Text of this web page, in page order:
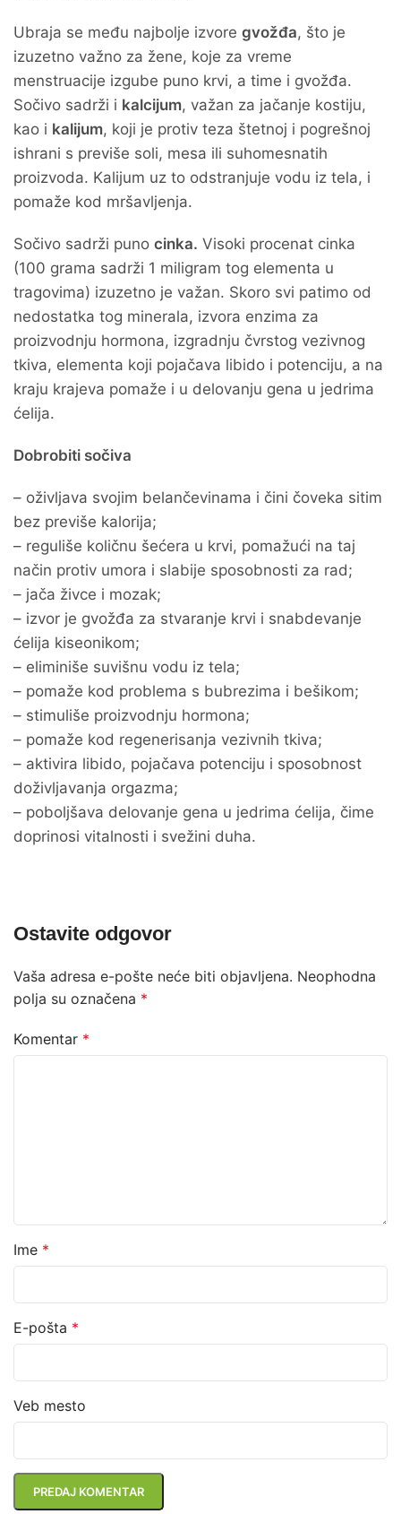
Ubraja se među najbolje izvore gvožđa, što je
izuzetno važno za žene, koje za vreme
menstruacije izgube puno krvi, a time i gvožđa.
Sočivo sadrži i kalcijum, važan za jačanje kostiju,
kao i kalijum, koji je protiv teza štetnoj i pogrešnoj
ishrani s previše soli, mesa ili suhomesnatih
proizvoda. Kalijum uz to odstranjuje vodu iz tela, i
pomaže kod mršavljenja.
Sočivo sadrži puno cinka. Visoki procenat cinka
(100 grama sadrži 1 miligram tog elementa u
tragovima) izuzetno je važan. Skoro svi patimo od
nedostatka tog minerala, izvora enzima za
proizvodnju hormona, izgradnju čvrstog vezivnog
tkiva, elementa koji pojačava libido i potenciju, a na
kraju krajeva pomaže i u delovanju gena u jedrima
ćelija.
Dobrobiti sočiva
– oživljava svojim belančevinama i čini čoveka sitim
bez previše kalorija;
– reguliše količnu šećera u krvi, pomažući na taj
način protiv umora i slabije sposobnosti za rad;
– jača živce i mozak;
– izvor je gvožđa za stvaranje krvi i snabdevanje
ćelija kiseonikom;
– eliminiše suvišnu vodu iz tela;
– pomaže kod problema s bubrezima i bešikom;
– stimuliše proizvodnju hormona;
– pomaže kod regenerisanja vezivnih tkiva;
– aktivira libido, pojačava potenciju i sposobnost
doživljavanja orgazma;
– poboljšava delovanje gena u jedrima ćelija, čime
doprinosi vitalnosti i svežini duha.
Ostavite odgovor
Vaša adresa e-pošte neće biti objavljena. Neophodna
polja su označena *
Komentar *
Ime *
E-pošta *
Veb mesto